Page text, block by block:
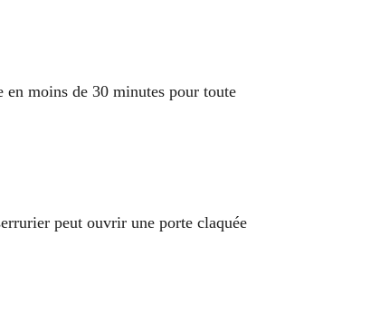
moins de 30 minutes pour toute
peut ouvrir une porte claquée